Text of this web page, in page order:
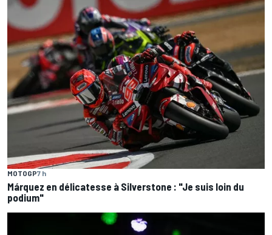
MOTOGP7 h
Márquez en délicatesse à Silverstone : "Je suis loin du
podium"